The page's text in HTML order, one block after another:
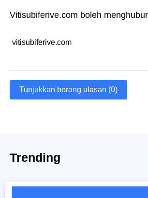
Vitisubiferive.com boleh
vitisubiferive.com
Tunjukkan borang ulasan (0)
Trending